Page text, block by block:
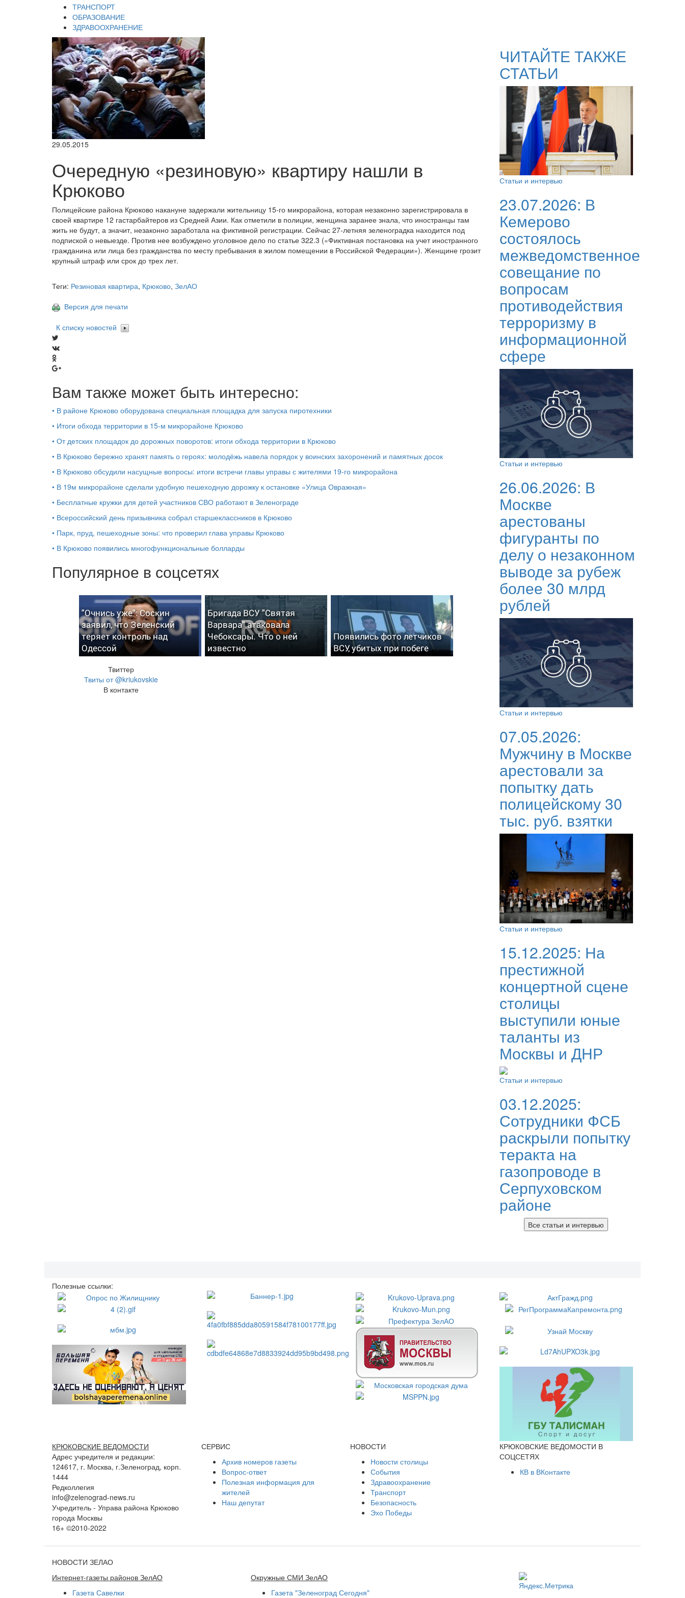
ТРАНСПОРТ
ОБРАЗОВАНИЕ
ЗДРАВООХРАНЕНИЕ
29.05.2015
Очередную «резиновую» квартиру нашли в
Крюково
Полицейские района Крюково накануне задержали жительницу 15-го микрорайона, которая незаконно зарегистрировала в
своей квартире 12 гастарбайтеров из Средней Азии. Как отметили в полиции, женщина заранее знала, что иностранцы там
жить не будут, а значит, незаконно заработала на фиктивной регистрации. Сейчас 27-летняя зеленоградка находится под
подпиской о невыезде. Против нее возбуждено уголовное дело по статье 322.3 («Фиктивная постановка на учет иностранного
гражданина или лица без гражданства по месту пребывания в жилом помещении в Российской Федерации»). Женщине грозит
крупный штраф или срок до трех лет.
Теги: Резиновая квартира, Крюково, ЗелАО
Версия для печати
К списку новостей
Вам также может быть интересно:
• В районе Крюково оборудована специальная площадка для запуска пиротехники
• Итоги обхода территории в 15‑м микрорайоне Крюково
• От детских площадок до дорожных поворотов: итоги обхода территории в Крюково
• В Крюково бережно хранят память о героях: молодёжь навела порядок у воинских захоронений и памятных досок
• В Крюково обсудили насущные вопросы: итоги встречи главы управы с жителями 19‑го микрорайона
• В 19м микрорайоне сделали удобную пешеходную дорожку к остановке «Улица Овражная»
• Бесплатные кружки для детей участников СВО работают в Зеленограде
• Всероссийский день призывника собрал старшеклассников в Крюково
• Парк, пруд, пешеходные зоны: что проверил глава управы Крюково
• В Крюково появились многофункциональные болларды
Популярное в соцсетях
"Очнись уже": Соскин
заявил, что Зеленский
теряет контроль над
Одессой
Бригада ВСУ "Святая
Варвара" атаковала
Чебоксары. Что о ней
известно
Появились фото летчиков
ВСУ, убитых при побеге
Твиттер
Твиты от @kriukovskie
В контакте
ЧИТАЙТЕ ТАКЖЕ
СТАТЬИ
Статьи и интервью
23.07.2026: В
Кемерово
состоялось
межведомственное
совещание по
вопросам
противодействия
терроризму в
информационной
сфере
Статьи и интервью
26.06.2026: В
Москве
арестованы
фигуранты по
делу о незаконном
выводе за рубеж
более 30 млрд
рублей
Статьи и интервью
07.05.2026:
Мужчину в Москве
арестовали за
попытку дать
полицейскому 30
тыс. руб. взятки
Статьи и интервью
15.12.2025: На
престижной
концертной сцене
столицы
выступили юные
таланты из
Москвы и ДНР
Статьи и интервью
03.12.2025:
Сотрудники ФСБ
раскрыли попытку
теракта на
газопроводе в
Серпуховском
районе
Все статьи и интервью
Полезные ссылки:
КРЮКОВСКИЕ ВЕДОМОСТИ
Адрес учредителя и редакции:
124617, г. Москва, г.Зеленоград, корп.
1444
Редколлегия
info@zelenograd-news.ru
Учредитель - Управа района Крюково
города Москвы
16+ ©2010-2022
СЕРВИС
Архив номеров газеты
Вопрос-ответ
Полезная информация для
жителей
Наш депутат
НОВОСТИ
Новости столицы
События
Здравоохранение
Транспорт
Безопасность
Эхо Победы
КРЮКОВСКИЕ ВЕДОМОСТИ В
СОЦСЕТЯХ
КВ в ВКонтакте
НОВОСТИ ЗЕЛАО
Интернет-газеты районов ЗелАО
Газета Савелки
Окружные СМИ ЗелАО
Газета "Зеленоград Сегодня"